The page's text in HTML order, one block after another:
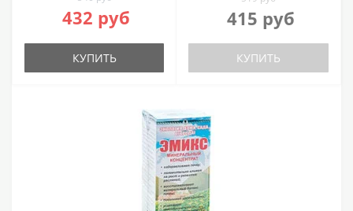
432 руб
КУПИТЬ
415 руб
КУПИТЬ